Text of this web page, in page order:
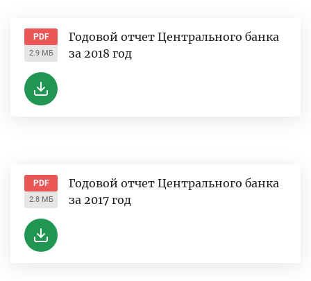
PDF
2.9 МБ
Годовой отчет Центрального банка
за 2018 год
PDF
2.8 МБ
Годовой отчет Центрального банка
за 2017 год